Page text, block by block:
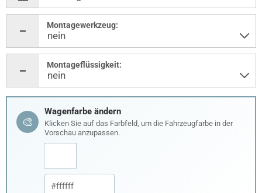
Montagewerkzeug:
Montageflüssigkeit:
🎨
Wagenfarbe ändern
Klicken Sie auf das Farbfeld, um die Fahrzeugfarbe in der
Vorschau anzupassen.